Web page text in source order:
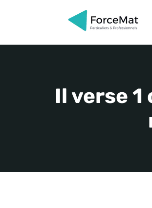
Il verse